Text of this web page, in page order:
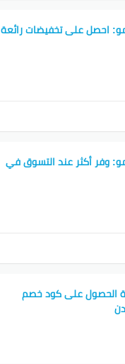
احصل على تخفيضات رائعة
وفر أكثر عند التسوق في
الحصول على كود خصم